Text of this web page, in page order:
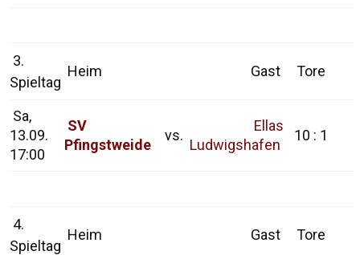
3.
Spieltag
Heim Gast Tore
Sa,
13.09.
17:00
SV
Pfingstweide
vs.
Ellas
Ludwigshafen
10 : 1
4.
Spieltag
Heim Gast Tore